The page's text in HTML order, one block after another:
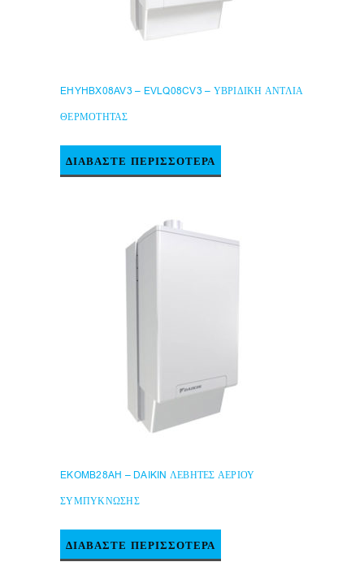
EHYHBX08AV3 – EVLQ08CV3 – ΥΒΡΙΔΙΚΗ ΑΝΤΛΙΑ
ΘΕΡΜΟΤΗΤΑΣ
ΔΙΑΒΆΣΤΕ ΠΕΡΙΣΣΌΤΕΡΑ
EKOMB28AH – DAIKIN ΛΕΒΗΤΕΣ ΑΕΡΙΟΥ
ΣΥΜΠΥΚΝΩΣΗΣ
ΔΙΑΒΆΣΤΕ ΠΕΡΙΣΣΌΤΕΡΑ